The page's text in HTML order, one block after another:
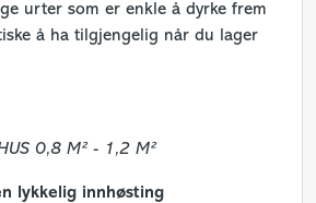
urter som er enkle å dyrke frem
å ha tilgjengelig når du lager
0,8 M² - 1,2 M²
lykkelig innhøsting